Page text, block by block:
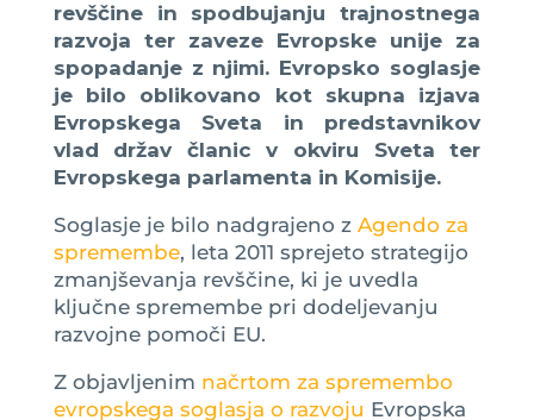
revščine in spodbujanju trajnostnega
razvoja ter zaveze Evropske unije za
spopadanje z njimi. Evropsko soglasje
je bilo oblikovano kot skupna izjava
Evropskega Sveta in predstavnikov
vlad držav članic v okviru Sveta ter
Evropskega parlamenta in Komisije.
Soglasje je bilo nadgrajeno z Agendo za
spremembe, leta 2011 sprejeto strategijo
zmanjševanja revščine, ki je uvedla
ključne spremembe pri dodeljevanju
razvojne pomoči EU.
Z objavljenim načrtom za spremembo
evropskega soglasja o razvoju Evropska